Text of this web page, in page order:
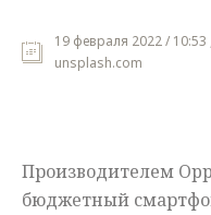
Мнения
19 февраля 2022 /
unsplash.com
Производителем
бюджетный